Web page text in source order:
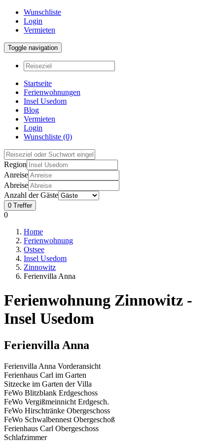
Wunschliste
Login
Vermieten
Toggle navigation
Startseite
Ferienwohnungen
Insel Usedom
Blog
Vermieten
Login
Wunschliste (0)
Region
Anreise
Abreise
Anzahl der Gäste
0 Treffer
0
Home
Ferienwohnung
Ostsee
Insel Usedom
Zinnowitz
Ferienvilla Anna
Ferienwohnung Zinnowitz -
Insel Usedom
Ferienvilla Anna
Ferienvilla Anna Vorderansicht
Ferienhaus Carl im Garten
Sitzecke im Garten der Villa
FeWo Blitzblank Erdgeschoss
FeWo Vergißmeinnicht Erdgesch.
FeWo Hirschtränke Obergeschoss
FeWo Schwalbennest Obergeschoß
Ferienhaus Carl Obergeschoss
Schlafzimmer